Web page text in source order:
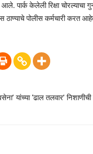
पार्क केलेली रिक्षा चोरल्याचा
ठाण्याचे पोलीस कर्मचारी करत
यांच्या ‘ढाल तलवार’